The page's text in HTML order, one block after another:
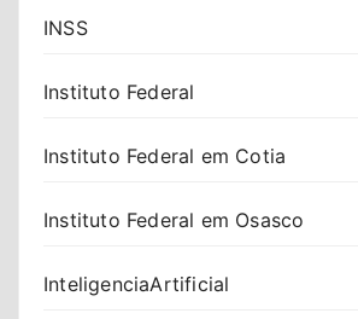
INSS
Instituto Federal
Instituto Federal em Cotia
Instituto Federal em Osasco
InteligenciaArtificial